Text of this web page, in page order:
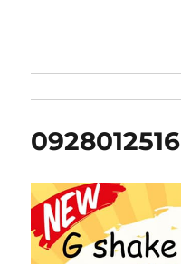
0928012516